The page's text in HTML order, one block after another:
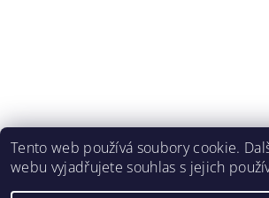
Tento web používá soubory cookie.
webu vyjadřujete souhlas s jejich